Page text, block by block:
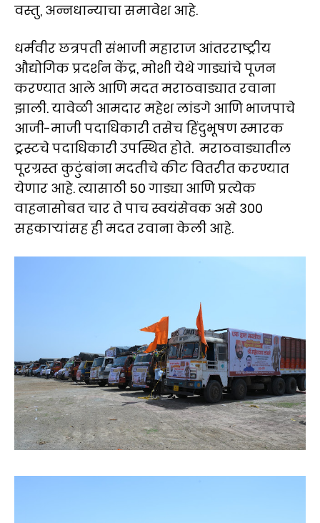
वस्तु, अन्नधान्याचा समावेश आहे.
धर्मवीर छत्रपती संभाजी महाराज आंतरराष्ट्रीय
औद्योगिक प्रदर्शन केंद्र, मोशी येथे गाड्यांचे पूजन
करण्यात आले आणि मदत मराठवाड्यात रवाना
झाली. यावेळी आमदार महेश लांडगे आणि भाजपाचे
आजी-माजी पदाधिकारी तसेच हिंदुभूषण स्मारक
ट्रस्टचे पदाधिकारी उपस्थित होते. मराठवाड्यातील
पूरग्रस्त कुटुंबांना मदतीचे कीट वितरीत करण्यात
येणार आहे. त्यासाठी 50 गाड्या आणि प्रत्येक
वाहनासोबत चार ते पाच स्वयंसेवक असे 300
सहकाऱ्यांसह ही मदत रवाना केली आहे.